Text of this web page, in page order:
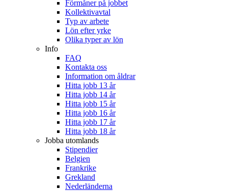
Förmåner på jobbet
Kollektivavtal
Typ av arbete
Lön efter yrke
Olika typer av lön
Info
FAQ
Kontakta oss
Information om åldrar
Hitta jobb 13 år
Hitta jobb 14 år
Hitta jobb 15 år
Hitta jobb 16 år
Hitta jobb 17 år
Hitta jobb 18 år
Jobba utomlands
Stipendier
Belgien
Frankrike
Grekland
Nederländerna